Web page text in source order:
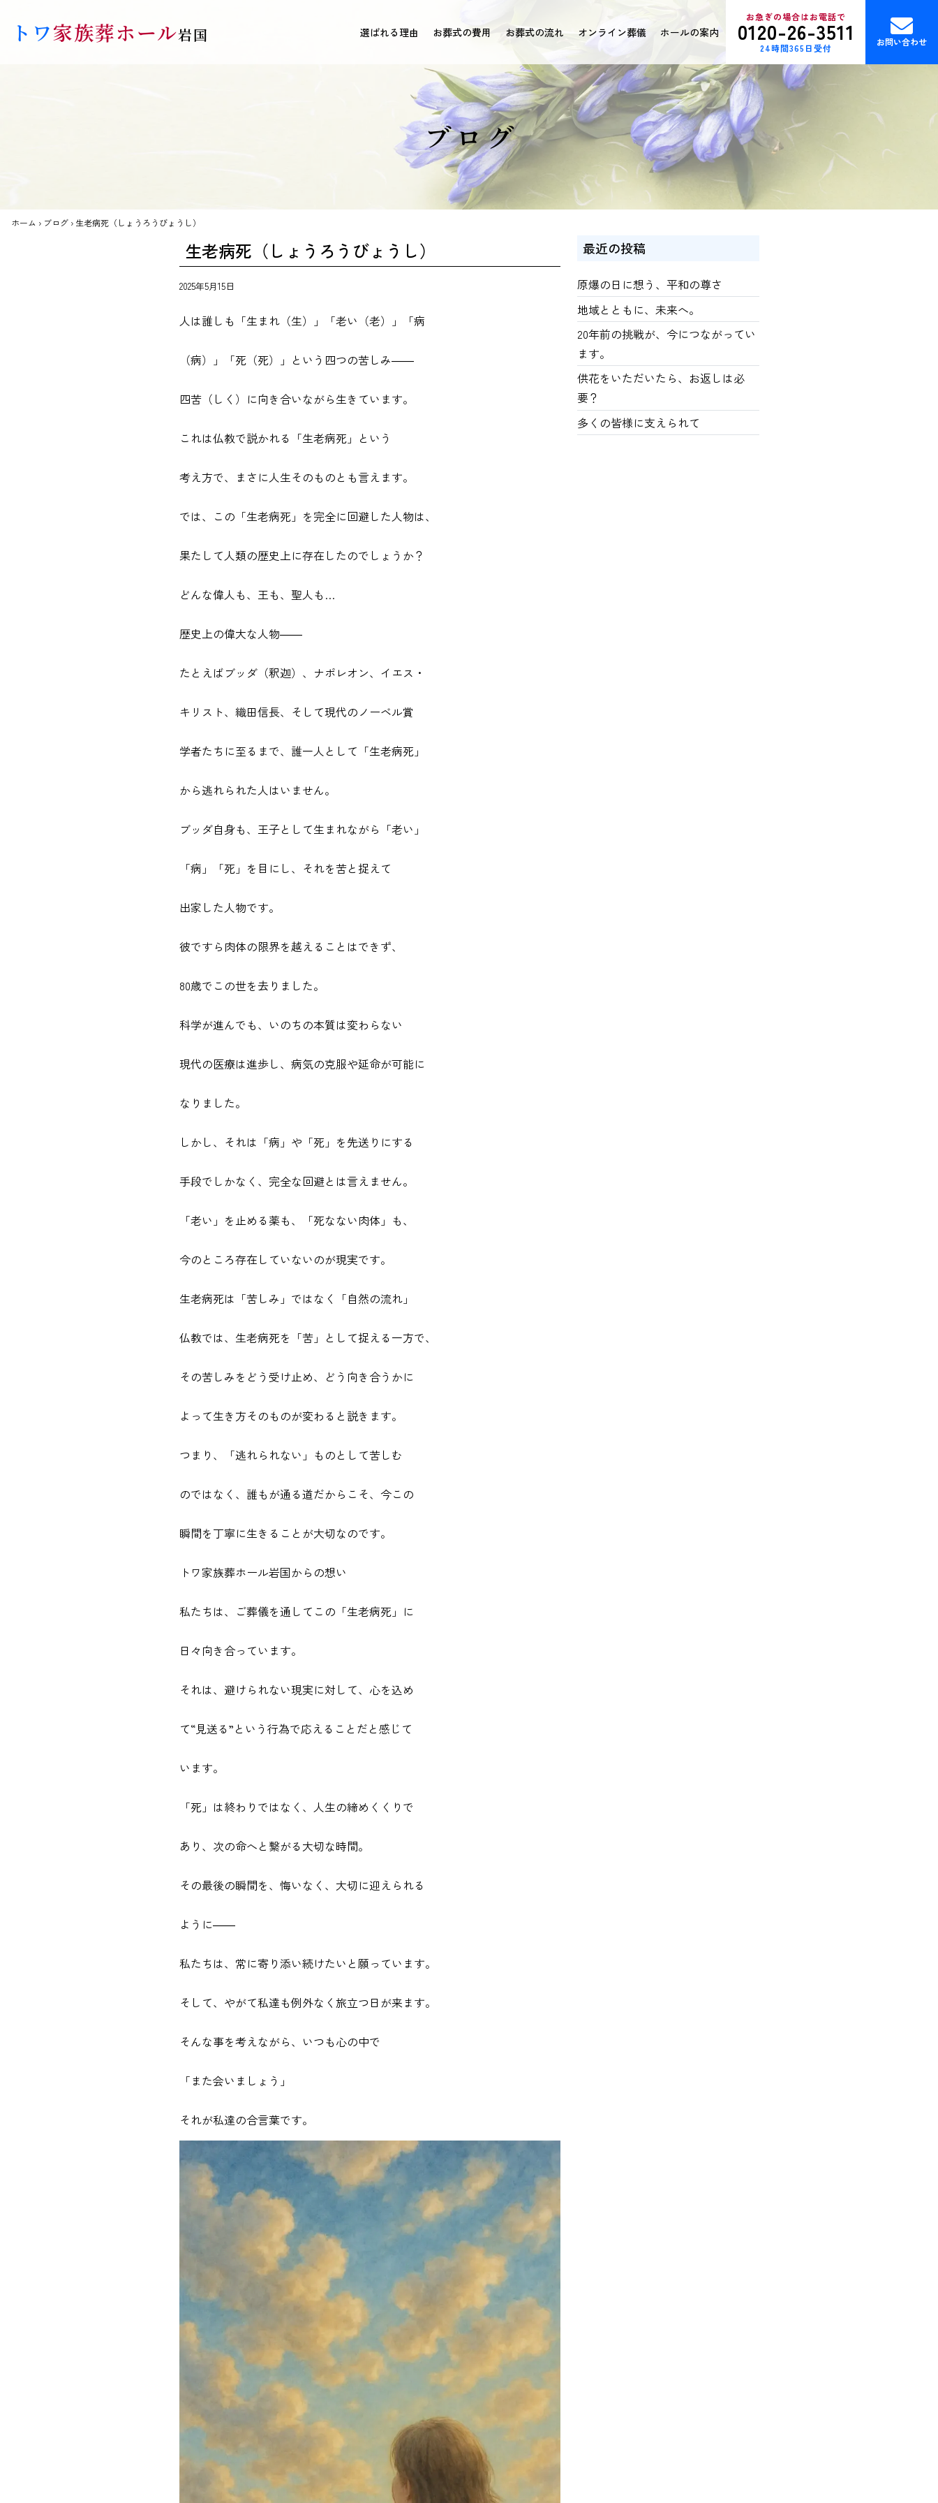
トワ家族葬ホール岩国 選ばれる理由 お葬式の費用 お葬式の流れ オンライン葬儀 ホールの案内
お急ぎの場合はお電話で
0120-26-3511
24時間365日受付
お問い合わせ
ブログ
ホーム › ブログ › 生老病死（しょうろうびょうし）
生老病死（しょうろうびょうし）
2025年5月15日
人は誰しも「生まれ（生）」「老い（老）」「病
（病）」「死（死）」という四つの苦しみ――
四苦（しく）に向き合いながら生きています。
これは仏教で説かれる「生老病死」という
考え方で、まさに人生そのものとも言えます。
では、この「生老病死」を完全に回避した人物は、
果たして人類の歴史上に存在したのでしょうか？
どんな偉人も、王も、聖人も…
歴史上の偉大な人物――
たとえばブッダ（釈迦）、ナポレオン、イエス・
キリスト、織田信長、そして現代のノーベル賞
学者たちに至るまで、誰一人として「生老病死」
から逃れられた人はいません。
ブッダ自身も、王子として生まれながら「老い」
「病」「死」を目にし、それを苦と捉えて
出家した人物です。
彼ですら肉体の限界を越えることはできず、
80歳でこの世を去りました。
科学が進んでも、いのちの本質は変わらない
現代の医療は進歩し、病気の克服や延命が可能に
なりました。
しかし、それは「病」や「死」を先送りにする
手段でしかなく、完全な回避とは言えません。
「老い」を止める薬も、「死なない肉体」も、
今のところ存在していないのが現実です。
生老病死は「苦しみ」ではなく「自然の流れ」
仏教では、生老病死を「苦」として捉える一方で、
その苦しみをどう受け止め、どう向き合うかに
よって生き方そのものが変わると説きます。
つまり、「逃れられない」ものとして苦しむ
のではなく、誰もが通る道だからこそ、今この
瞬間を丁寧に生きることが大切なのです。
トワ家族葬ホール岩国からの想い
私たちは、ご葬儀を通してこの「生老病死」に
日々向き合っています。
それは、避けられない現実に対して、心を込め
て“見送る”という行為で応えることだと感じて
います。
「死」は終わりではなく、人生の締めくくりで
あり、次の命へと繋がる大切な時間。
その最後の瞬間を、悔いなく、大切に迎えられる
ように――
私たちは、常に寄り添い続けたいと願っています。
そして、やがて私達も例外なく旅立つ日が来ます。
そんな事を考えながら、いつも心の中で
「また会いましょう」
それが私達の合言葉です。
最近の投稿
原爆の日に想う、平和の尊さ
地域とともに、未来へ。
20年前の挑戦が、今につながってい
ます。
供花をいただいたら、お返しは必
要？
多くの皆様に支えられて